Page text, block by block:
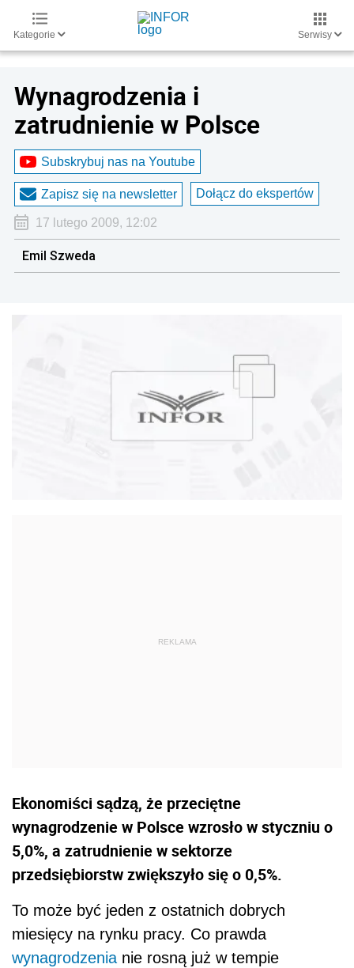
Kategorie Serwisy
Wynagrodzenia i
zatrudnienie w Polsce
Subskrybuj nas na Youtube
Zapisz się na newsletter Dołącz do ekspertów
17 lutego 2009, 12:02
Emil Szweda
Ekonomiści sądzą, że przeciętne
wynagrodzenie w Polsce wzrosło w styczniu o
5,0%, a zatrudnienie w sektorze
przedsiębiorstw zwiększyło się o 0,5%.
To może być jeden z ostatnich dobrych
miesięcy na rynku pracy. Co prawda
wynagrodzenia nie rosną już w tempie